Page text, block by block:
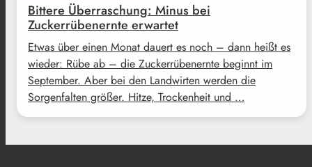
Bittere Überraschung: Minus bei
Zuckerrübenernte erwartet
Etwas über einen Monat dauert es noch – dann heißt es
wieder: Rübe ab – die Zuckerrübenernte beginnt im
September. Aber bei den Landwirten werden die
Sorgenfalten größer. Hitze, Trockenheit und …